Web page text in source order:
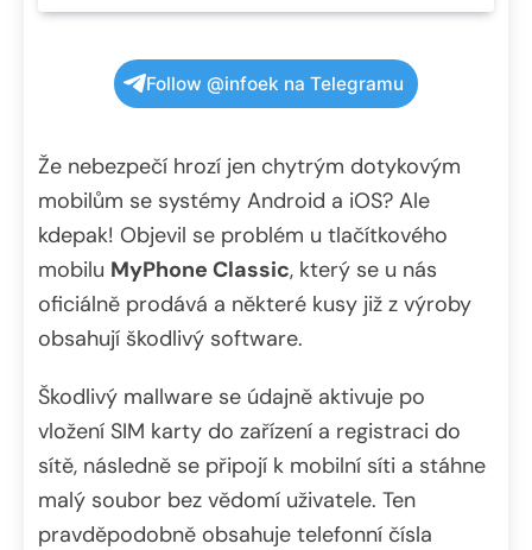
Follow @infoek na Telegramu
Že nebezpečí hrozí jen chytrým dotykovým
mobilům se systémy Android a iOS? Ale
kdepak! Objevil se problém u tlačítkového
mobilu MyPhone Classic, který se u nás
oficiálně prodává a některé kusy již z výroby
obsahují škodlivý software.
Škodlivý mallware se údajně aktivuje po
vložení SIM karty do zařízení a registraci do
sítě, následně se připojí k mobilní síti a stáhne
malý soubor bez vědomí uživatele. Ten
pravděpodobně obsahuje telefonní čísla